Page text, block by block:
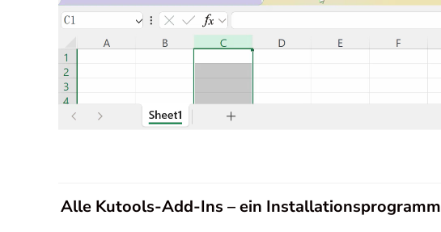
Alle Kutools-Add-Ins – ein Installationsprogramm